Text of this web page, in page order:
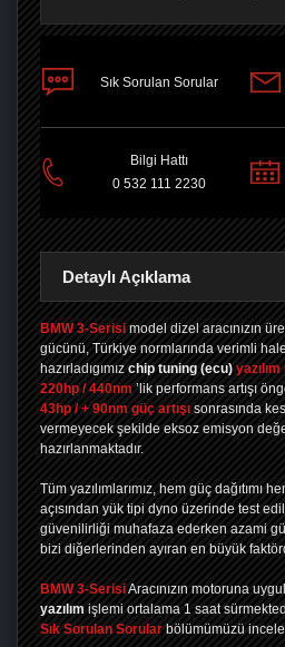
PAYLAŞ
Sık Sorulan Sorular
Bilgi Hattı
0 532 111 2230
Detaylı Açıklama
BMW 3-Serisi model dizel aracınızın
gücünü, Türkiye normlarında verimli
hazırladıgımız chip tuning (ecu)
220hp / 440nm ’lik performans artışı
43hp / + 90nm güç artışı sonrasında
vermeyecek şekilde eksoz emisyon
hazırlanmaktadır.
Tüm yazılımlarımız, hem güç dağıtımı
açısından yük tipi dyno üzerinde test
güvenilirliği muhafaza ederken azami
bizi diğerlerinden ayıran en büyük
BMW 3-SerisiAracınızın motoruna
yazılım işlemi ortalama 1 saat
Sık Sorulan Sorular bölümümüzü